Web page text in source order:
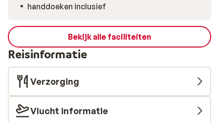
handdoeken inclusief
Bekijk alle faciliteiten
Reisinformatie
Verzorging
Vlucht informatie